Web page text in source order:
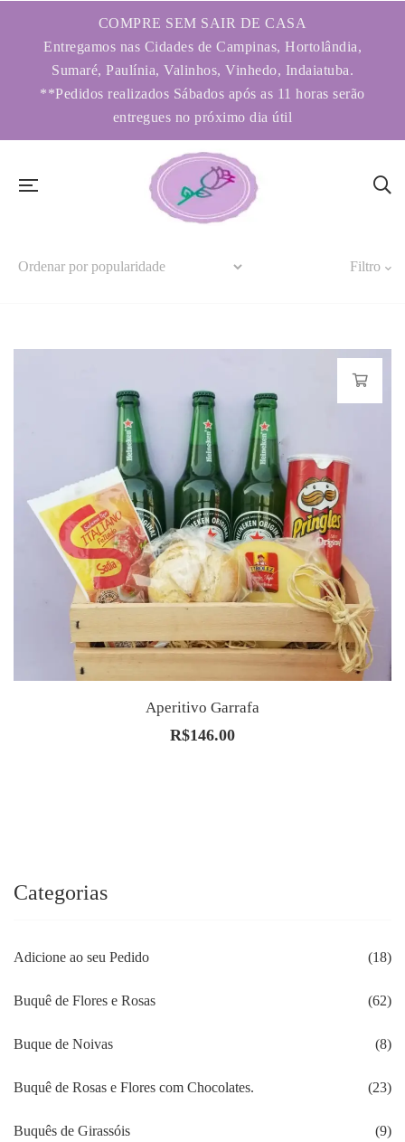
COMPRE SEM SAIR DE CASA
Entregamos nas Cidades de Campinas, Hortolândia,
Sumaré, Paulínia, Valinhos, Vinhedo, Indaiatuba.
**Pedidos realizados Sábados após as 11 horas serão
entregues no próximo dia útil
Filtro
Aperitivo Garrafa
R$146.00
Categorias
Adicione ao seu Pedido (18)
Buquê de Flores e Rosas (62)
Buque de Noivas (8)
Buquê de Rosas e Flores com Chocolates. (23)
Buquês de Girassóis (9)